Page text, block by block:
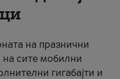
на празнични
на сите мобилни
гигабајти и